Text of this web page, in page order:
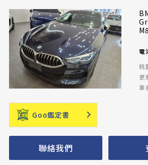
電
桃
更
車
Goo鑑定書
聯絡我們